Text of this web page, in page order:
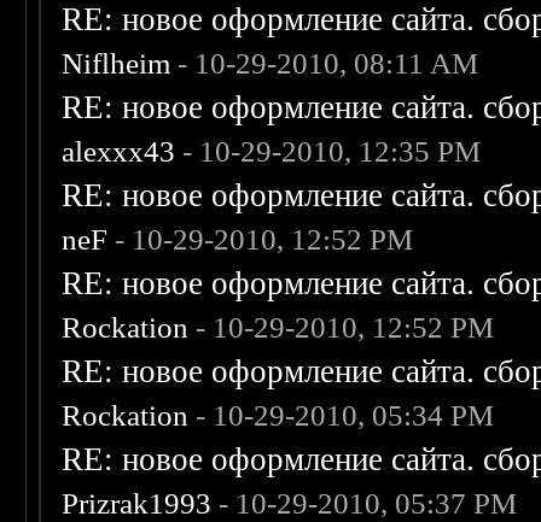
RE: новое оформление сайта.
Niflheim - 10-29-2010, 08:11 AM
RE: новое оформление сайта.
alexxx43 - 10-29-2010, 12:35 PM
RE: новое оформление сайта.
neF - 10-29-2010, 12:52 PM
RE: новое оформление сайта.
Rockation - 10-29-2010, 12:52 PM
RE: новое оформление сайта.
Rockation - 10-29-2010, 05:34 PM
RE: новое оформление сайта.
Prizrak1993 - 10-29-2010, 05:37 PM